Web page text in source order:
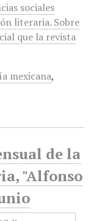
sociales
literaria. Sobre
que la revista
mexicana,
de la
"Alfonso